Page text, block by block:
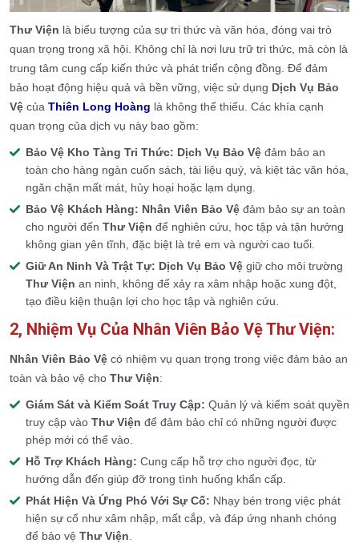
Thư Viện là biểu tượng của sự tri thức và văn hóa, đóng vai trò
quan trọng trong xã hội. Không chỉ là nơi lưu trữ tri thức, mà còn là
trung tâm cung cấp kiến thức và phát triển cộng đồng. Để đảm
bảo hoạt động hiệu quả và bền vững, việc sử dụng Dịch Vụ Bảo
Vệ của Thiên Long Hoàng là không thể thiếu. Các khía cạnh
quan trọng của dịch vụ này bao gồm:
Bảo Vệ Kho Tàng Tri Thức: Dịch Vụ Bảo Vệ đảm bảo an
toàn cho hàng ngàn cuốn sách, tài liệu quý, và kiệt tác văn hóa,
ngăn chặn mất mát, hủy hoại hoặc lạm dụng.
Bảo Vệ Khách Hàng: Nhân Viên Bảo Vệ đảm bảo sự an toàn
cho người đến Thư Viện để nghiên cứu, học tập và tận hưởng
không gian yên tĩnh, đặc biệt là trẻ em và người cao tuổi.
Giữ An Ninh Và Trật Tự: Dịch Vụ Bảo Vệ giữ cho môi trường
Thư Viện an ninh, không để xảy ra xâm nhập hoặc xung đột,
tạo điều kiện thuận lợi cho học tập và nghiên cứu.
2, Nhiệm Vụ Của Nhân Viên Bảo Vệ Thư Viện:
Nhân Viên Bảo Vệ có nhiệm vụ quan trọng trong việc đảm bảo an
toàn và bảo vệ cho Thư Viện:
Giám Sát và Kiểm Soát Truy Cập: Quản lý và kiểm soát quyền
truy cập vào Thư Viện để đảm bảo chỉ có những người được
phép mới có thể vào.
Hỗ Trợ Khách Hàng: Cung cấp hỗ trợ cho người đọc, từ
hướng dẫn đến giúp đỡ trong tình huống khẩn cấp.
Phát Hiện Và Ứng Phó Với Sự Cố: Nhạy bén trong việc phát
hiện sự cố như xâm nhập, mất cắp, và đáp ứng nhanh chóng
để bảo vệ Thư Viện